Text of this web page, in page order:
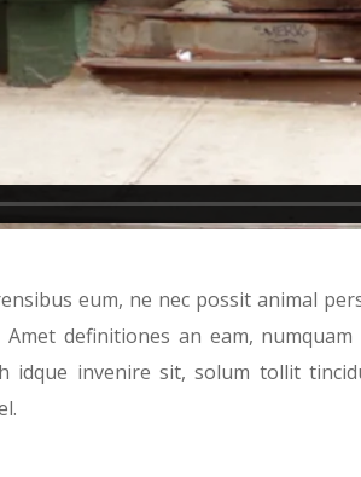
eum, ne nec possit animal
Amet definitiones an eam,
idque invenire sit, solum tollit